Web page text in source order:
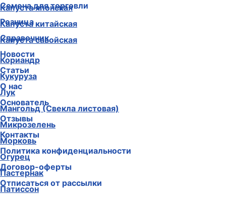
Капуста японская
Капуста китайская
Капуста савойская
Кориандр
Кукуруза
Лук
Мангольд (Свекла листовая)
Микрозелень
Морковь
Огурец
Пастернак
Патиссон
Семена для торговли
Розница
Справочник
Новости
Статьи
О нас
Основатель
Отзывы
Контакты
Политика конфиденциальности
Договор-оферты
Отписаться от рассылки